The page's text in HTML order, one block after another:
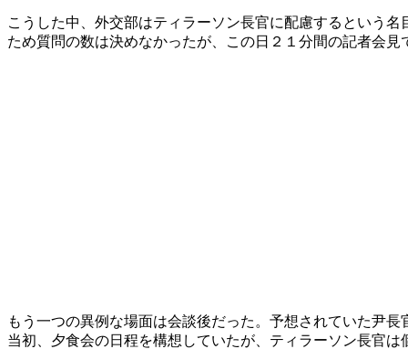
こうした中、外交部はティラーソン長官に配慮するという
ため質問の数は決めなかったが、この日２１分間の記者会
もう一つの異例な場面は会談後だった。予想されていた尹
当初、夕食会の日程を構想していたが、ティラーソン長官